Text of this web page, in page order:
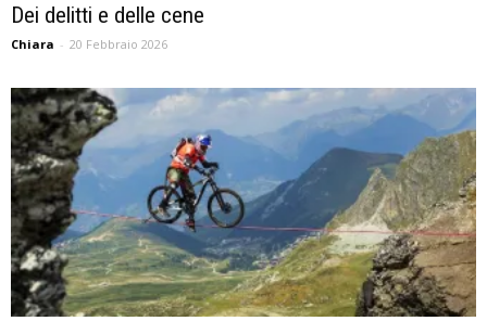
Dei delitti e delle cene
Chiara - 20 Febbraio 2026